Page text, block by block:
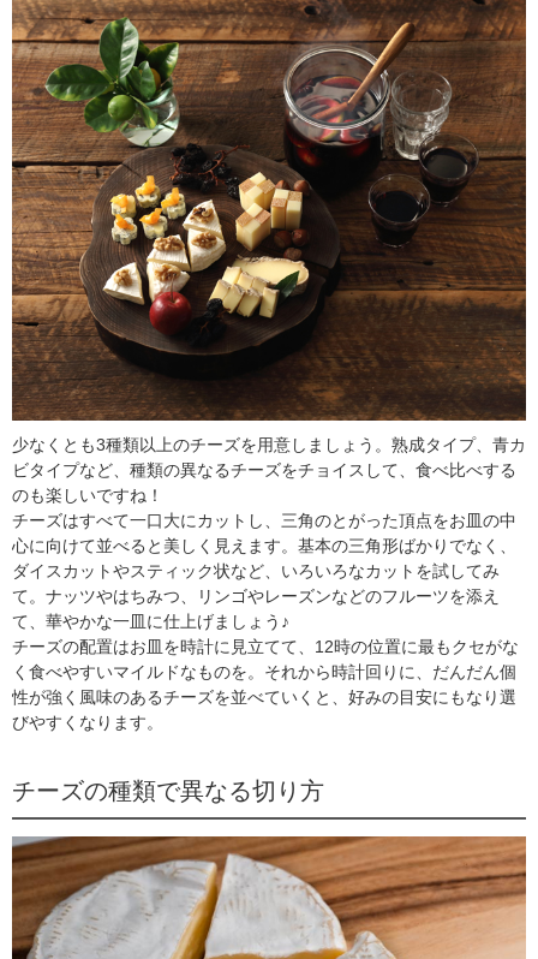
少なくとも3種類以上のチーズを用意しましょう。熟成タイプ、青カ
ビタイプなど、種類の異なるチーズをチョイスして、食べ比べする
のも楽しいですね！
チーズはすべて一口大にカットし、三角のとがった頂点をお皿の中
心に向けて並べると美しく見えます。基本の三角形ばかりでなく、
ダイスカットやスティック状など、いろいろなカットを試してみ
て。ナッツやはちみつ、リンゴやレーズンなどのフルーツを添え
て、華やかな一皿に仕上げましょう♪
チーズの配置はお皿を時計に見立てて、12時の位置に最もクセがな
く食べやすいマイルドなものを。それから時計回りに、だんだん個
性が強く風味のあるチーズを並べていくと、好みの目安にもなり選
びやすくなります。
チーズの種類で異なる切り方